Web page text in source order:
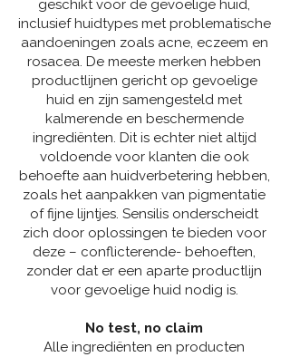
geschikt voor de gevoelige huid,
inclusief huidtypes met problematische
aandoeningen zoals acne, eczeem en
rosacea. De meeste merken hebben
productlijnen gericht op gevoelige
huid en zijn samengesteld met
kalmerende en beschermende
ingrediënten. Dit is echter niet altijd
voldoende voor klanten die ook
behoefte aan huidverbetering hebben,
zoals het aanpakken van pigmentatie
of fijne lijntjes. Sensilis onderscheidt
zich door oplossingen te bieden voor
deze – conflicterende- behoeften,
zonder dat er een aparte productlijn
voor gevoelige huid nodig is.
No test, no claim
Alle ingrediënten en producten